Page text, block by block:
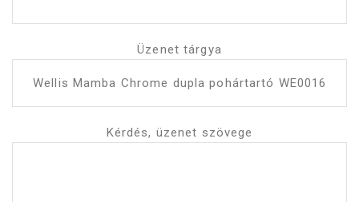
Üzenet tárgya
Kérdés, üzenet szövege